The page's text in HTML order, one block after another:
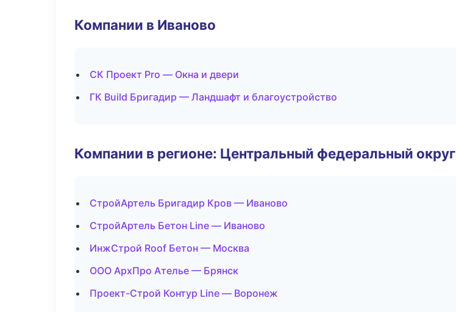
Компании в Иваново
СК Проект Pro — Окна и двери
ГК Build Бригадир — Ландшафт и благоустройство
Компании в регионе: Центральный федеральный округ
СтройАртель Бригадир Кров — Иваново
СтройАртель Бетон Line — Иваново
ИнжСтрой Roof Бетон — Москва
ООО АрхПро Ателье — Брянск
Проект-Строй Контур Line — Воронеж